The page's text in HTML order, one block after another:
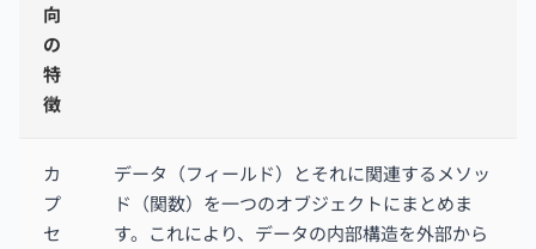
向
の
特
徴
カ
プ
セ
データ（フィールド）とそれに関連するメソッ
ド（関数）を一つのオブジェクトにまとめま
す。これにより、データの内部構造を外部から